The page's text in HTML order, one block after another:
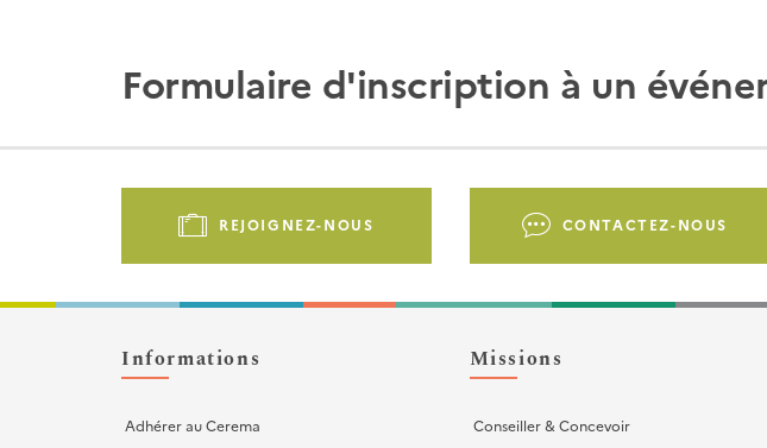
Formulaire d'inscription à un
Pied
Liens
d'actions
REJOIGNEZ-NOUS CONTACTEZ-NOUS
Informations
Adhérer au Cerema
Missions
Conseiller & Concevoir